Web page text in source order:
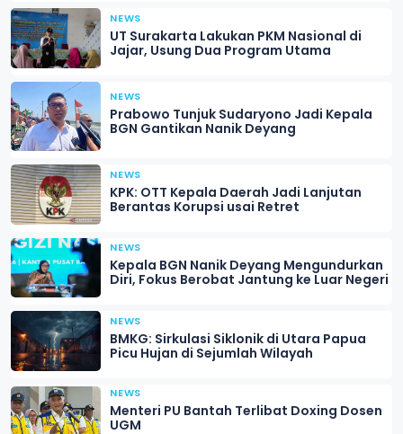
NEWS
UT Surakarta Lakukan PKM Nasional di
Jajar, Usung Dua Program Utama
NEWS
Prabowo Tunjuk Sudaryono Jadi Kepala
BGN Gantikan Nanik Deyang
NEWS
KPK: OTT Kepala Daerah Jadi Lanjutan
Berantas Korupsi usai Retret
NEWS
Kepala BGN Nanik Deyang Mengundurkan
Diri, Fokus Berobat Jantung ke Luar Negeri
NEWS
BMKG: Sirkulasi Siklonik di Utara Papua
Picu Hujan di Sejumlah Wilayah
NEWS
Menteri PU Bantah Terlibat Doxing Dosen
UGM